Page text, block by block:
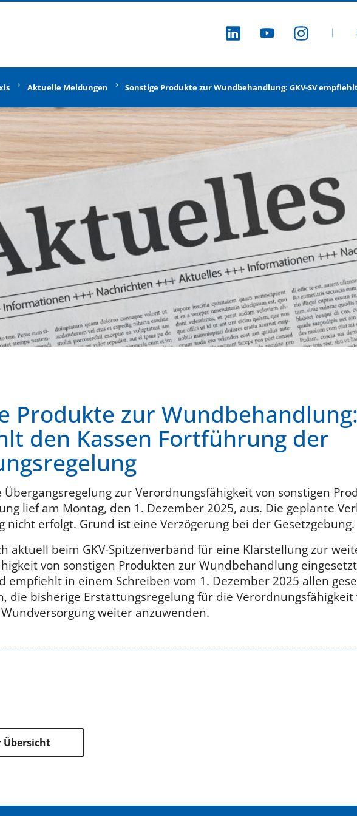
ZU LINKEDIN
ZU ZU
Aktuelle Meldungen Sonstige Produkte zur Wundbehandlung: GKV-SV
Produkte zur Wundbehandlung:
den Kassen Fortführung der
Übergangsregelung zur Verordnungsfähigkeit von sonstigen
lief am Montag, den 1. Dezember 2025, aus. Die geplante
nicht erfolgt. Grund ist eine Verzögerung bei der Gesetzgebung.
aktuell beim GKV-Spitzenverband für eine Klarstellung zur
von sonstigen Produkten zur Wundbehandlung
empfiehlt in einem Schreiben vom 1. Dezember 2025 allen
die bisherige Erstattungsregelung für die Verordnungsfähigkeit
weiter anzuwenden.
Übersicht